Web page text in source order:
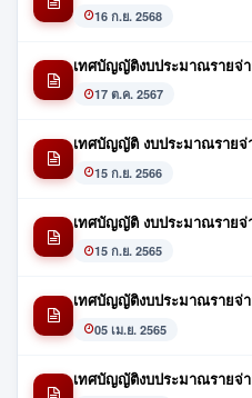
16 ก.ย. 2568
เทศบัญญัติงบประมาณรายจ่
17 ต.ค. 2567
เทศบัญญัติ งบประมาณรายจ่
15 ก.ย. 2566
เทศบัญญัติ งบประมาณรายจ่
15 ก.ย. 2565
เทศบัญญัติงบประมาณรายจ่
05 เม.ย. 2565
เทศบัญญัติงบประมาณรายจ่